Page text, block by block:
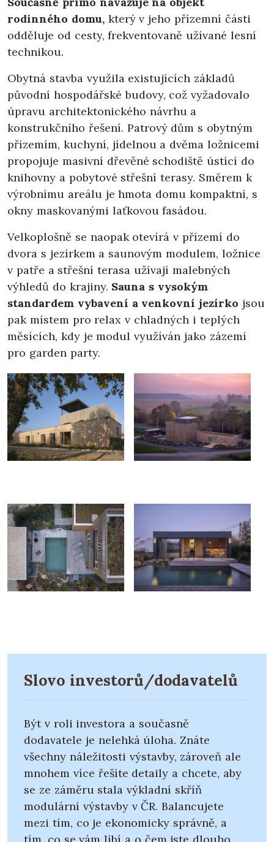
rodinného domu,který v jeho přízemní části
odděluje od cesty, frekventovaně užívané lesní
technikou.
Obytná stavba využila existujících základů
původní hospodářské budovy, což vyžadovalo
úpravu architektonického návrhu a
konstrukčního řešení. Patrový dům s obytným
přízemím, kuchyní, jídelnou a dvěma ložnicemi
propojuje masivní dřevěné schodiště ústící do
knihovny a pobytové střešní terasy. Směrem k
výrobnímu areálu je hmota domu kompaktní, s
okny maskovanými laťkovou fasádou.
Velkoplošně se naopak otevírá v přízemí do
dvora s jezírkem a saunovým modulem, ložnice
v patře a střešní terasa užívají malebných
výhledů do krajiny. Sauna s vysokým
standardem vybavení a venkovní jezírko jsou
pak místem pro relax v chladných i teplých
měsících, kdy je modul využíván jako zázemí
pro garden party.
Slovo investorů/dodavatelů
Být v roli investora a současně
dodavatele je nelehká úloha. Znáte
všechny náležitosti výstavby, zároveň ale
mnohem více řešíte detaily a chcete, aby
se ze záměru stala výkladní skříň
modulární výstavby v ČR. Balancujete
mezi tím, co je ekonomicky správně, a